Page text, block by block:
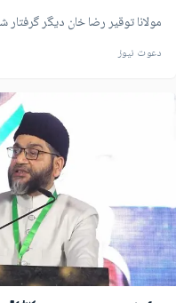
مولانا توقیر رضا خان دیگر گرفتار
دعوت نیوز